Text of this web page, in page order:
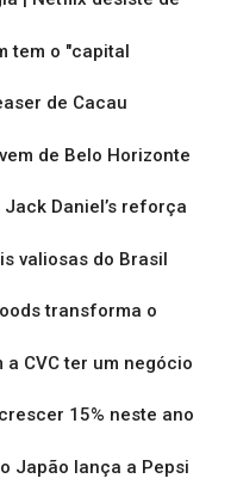
tem o "capital
de Cacau
de Belo Horizonte
Daniel’s reforça
valiosas do Brasil
transforma o
CVC ter um negócio
15% neste ano
Japão lança a Pepsi